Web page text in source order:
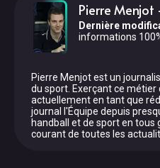
Pierre Menjot
Dernière
informations
Pierre Menjot est un
du sport. Exerçant ce métier
actuellement en tant que
journal l'Équipe depuis
handball et de sport en tous
courant de toutes les